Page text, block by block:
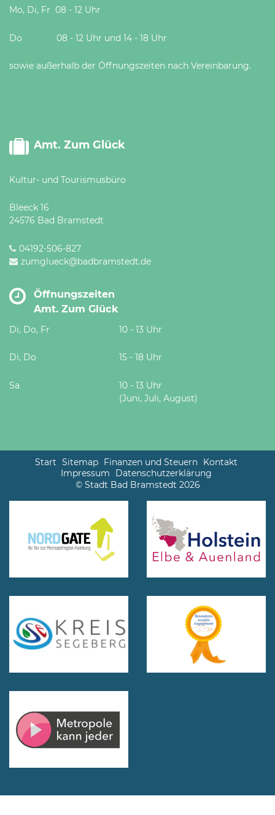
Mo, Di, Fr 08 - 12 Uhr
Do 08 - 12 Uhr und 14 - 18 Uhr
sowie außerhalb der Öffnungszeiten nach Vereinbarung.
Amt. Zum Glück
Kultur- und Tourismusbüro
Bleeck 16
24576 Bad Bramstedt
04192-506-827
zumglueck@badbramstedt.de
Öffnungszeiten
Amt. Zum Glück
Di, Do, Fr 10 - 13 Uhr
Di, Do 15 - 18 Uhr
Sa
10 - 13 Uhr
(Juni, Juli, August)
Start Sitemap Finanzen und Steuern
Kontakt
Impressum
Datenschutzerklärung
© Stadt Bad Bramstedt 2026